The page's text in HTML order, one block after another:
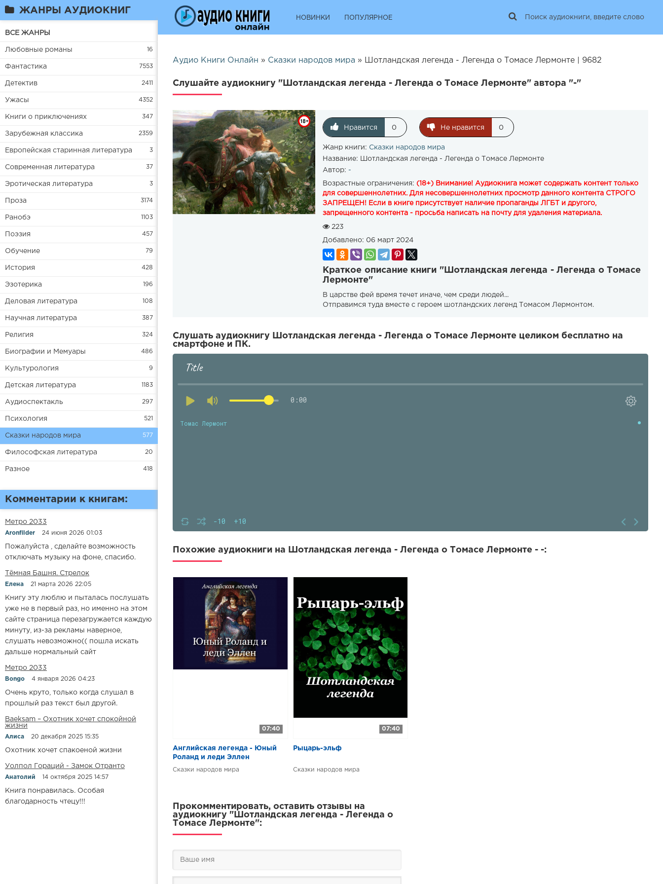
ЖАНРЫ АУДИОКНИГ
ВСЕ ЖАНРЫ
Любовные романы 16
Фантастика 7553
Детектив 2411
Ужасы 4352
Книги о приключениях 347
Зарубежная классика 2359
Европейская старинная литература 3
Современная литература 37
Эротическая литература 3
Проза 3174
Ранобэ 1103
Поэзия 457
Обучение 79
История 428
Эзотерика 196
Деловая литература 108
Научная литература 387
Религия 324
Биографии и Мемуары 486
Культурология 9
Детская литература 1183
Аудиоспектакль 297
Психология 521
Сказки народов мира 577
Философская литература 20
Разное 418
Комментарии к книгам:
Метро 2033
Aronfilder 24 июня 2026 01:03
Пожалуйста , сделайте возможность
отключать музыку на фоне, спасибо.
​​Тёмная Башня. Стрелок
Елена 21 марта 2026 22:05
Книгу эту люблю и пыталась послушать
уже не в первый раз, но именно на этом
сайте страница перезагружается каждую
минуту, из-за рекламы наверное,
слушать невозможно(( пошла искать
дальше нормальный сайт
Метро 2033
Bongo 4 января 2026 04:23
Очень круто, только когда слушал в
прошлый раз текст был другой.
Baeksam – Охотник хочет спокойной
жизни
Алиса 20 декабря 2025 15:35
Охотник хочет спакоеной жизни
Уолпол Гораций - Замок Отранто
Анатолий 14 октября 2025 14:57
Книга понравилась. Особая
благодарность чтецу!!!
НОВИНКИ ПОПУЛЯРНОЕ
Аудио Книги Онлайн » Сказки народов мира » Шотландская легенда - Легенда о Томасе Лермонте | 9682
Слушайте аудиокнигу "Шотландская легенда - Легенда о Томасе Лермонте" автора "-"
Нравится 0 Не нравится 0
Жанр книги: Сказки народов мира
Название:
Шотландская легенда - Легенда о Томасе Лермонте
Автор: -
Возрастные ограничения: (18+) Внимание! Аудиокнига может содержать контент только
для совершеннолетних. Для несовершеннолетних просмотр данного контента СТРОГО
ЗАПРЕЩЕН! Если в книге присутствует наличие пропаганды ЛГБТ и другого,
запрещенного контента - просьба написать на почту для удаления материала.
223
Добавлено: 06 март 2024
Краткое описание книги "Шотландская легенда - Легенда о Томасе
Лермонте"
В царстве фей время течет иначе, чем среди людей...
Отправимся туда вместе с героем шотландских легенд Томасом Лермонтом.
Слушать аудиокнигу Шотландская легенда - Легенда о Томасе Лермонте целиком бесплатно на
смартфоне и ПК.
Title
0:00
-10 +10
Томас Лермонт
Похожие аудиокниги на Шотландская легенда - Легенда о Томасе Лермонте - -:
07:40
Английская легенда - Юный
Роланд и леди Эллен
Сказки народов мира
07:40
Рыцарь-эльф
Сказки народов мира
Прокомментировать, оставить отзывы на
аудиокнигу "Шотландская легенда - Легенда о
Томасе Лермонте":